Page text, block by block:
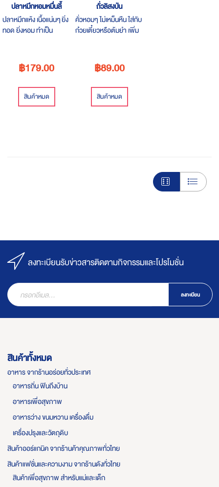
ปลาหมึกหอมหมื่นลี้
ปลาหมึกแห้ง เนื้อแน่นๆ ยิ่ง
ทอด ยิ่งหอม ทำเป็น
฿179.00
สินค้าหมด
ถั่วลิสงป่น
คั่วหอมๆ ไม่เหม็นหืน ใส่กับ
ก๋วยเตี๋ยวหรือต้มยำ เพิ่ม
฿89.00
สินค้าหมด
ลงทะเบียนรับข่าวสารติดตามกิจกรรมและโปรโมชั่น
ลงทะเบียน
สินค้าทั้งหมด
อาหาร จากร้านอร่อยทั่วประเทศ
อาหารถิ่น ฟินถึงบ้าน
อาหารเพื่อสุขภาพ
อาหารว่าง ขนมหวาน เครื่องดื่ม
เครื่องปรุงและวัตถุดิบ
สินค้าออร์แกนิค จากร้านค้าคุณภาพทั่วไทย
สินค้าแฟชั่นและความงาม จากร้านดังทั่วไทย
สินค้าเพื่อสุขภาพ สำหรับแม่และเด็ก